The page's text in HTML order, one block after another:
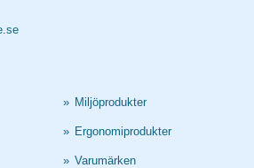
» Miljöprodukter
» Ergonomiprodukter
» Varumärken